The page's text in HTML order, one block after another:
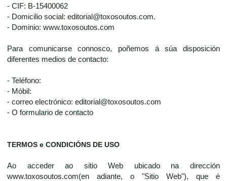
- CIF: B-15400062
- Domicilio social: editorial@toxosoutos.com.
- Dominio: www.toxosoutos.com
Para comunicarse connosco, poñemos á súa disposición
diferentes medios de contacto:
- Teléfono:
- Móbil:
- correo electrónico: editorial@toxosoutos.com
- O formulario de contacto
TERMOS e CONDICIÓNS DE USO
Ao acceder ao sitio Web ubicado na dirección
www.toxosoutos.com(en adiante, o "Sitio Web"), que é